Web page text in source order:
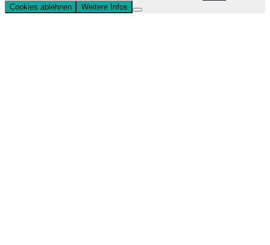
Cookies ablehnen
Weitere Infos